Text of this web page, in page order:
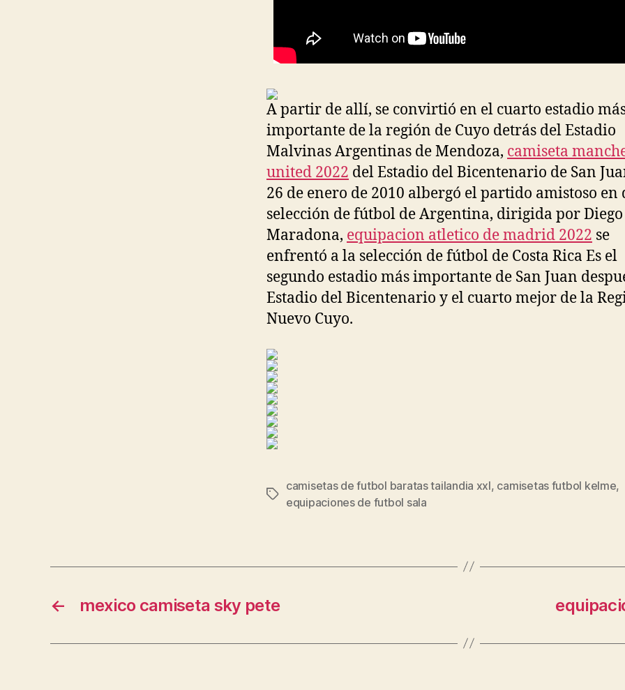
A partir de allí, se convirtió en el cuarto estadio
importante de la región de Cuyo detrás del Estadio
Malvinas Argentinas de Mendoza, camiseta
united 2022 del Estadio del Bicentenario de San
26 de enero de 2010 albergó el partido amistoso en
selección de fútbol de Argentina, dirigida por Diego
Maradona, equipacion atletico de madrid 2022 se
enfrentó a la selección de fútbol de Costa Rica Es el
segundo estadio más importante de San Juan
Estadio del Bicentenario y el cuarto mejor de la
Nuevo Cuyo.
Etiquetas
camisetas de futbol baratas tailandia xxl, camisetas futbol kelme,
equipaciones de futbol sala
← mexico camiseta sky pete